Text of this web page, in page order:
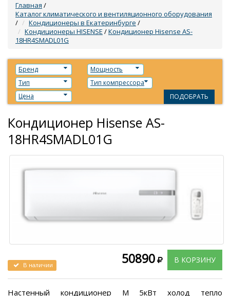
Главная /
Каталог климатического и вентиляционного оборудования
/
Кондиционеры в Екатеринбурге /
Кондиционеры HISENSE /Кондиционер Hisense AS-
18HR4SMADL01G
Бренд
Мощность
Тип
Тип компрессора
Цена
ПОДОБРАТЬ
Кондиционер Hisense AS-
18HR4SMADL01G
В КОРЗИНУ
50890
В наличии
Настенный кондиционер М 5кВт холод тепло